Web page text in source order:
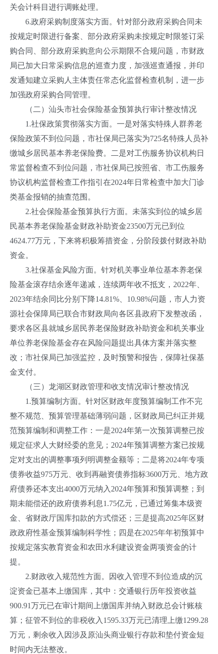
关会计科目进行调账处理。
6.政府采购制度落实方面。针对部分政府采购合同未
按规定时限进行备案、部分政府采购未按规定时限签订采
购合同、部分政府采购意向公示期限不合规问题，市财政
局已加大日常采购信息的巡查力度，加强巡查通报，并印
发通知建立采购人主体责任常态化监督检查机制，进一步
加强政府采购合同管理。
（二）汕头市社会保险基金预算执行审计整改情况
1.社保政策贯彻落实方面。一是对落实特殊人群养老
保险政策不到位问题，市社保局已落实为725名特殊人员补
缴城乡居民基本养老保险费。二是对工伤服务协议机构日
常监督检查不到位问题，市社保局已按照省、市工伤服务
协议机构监督检查工作指引在2024年日常检查中加大门诊
类基金报销的抽查范围。
2.社会保险基金预算执行方面。未落实到位的城乡居
民基本养老保险基金财政补助资金23500万元已到位
4624.77万元，下来将积极筹措资金，分阶段拨付财政补助
资金。
3.社保基金风险方面。针对机关事业单位基本养老保
险基金滚存结余逐年递减，连续两年收不抵支，2022年、
2023年结余同比分别下降14.81%、10.98%问题，市人力资
源社会保障局已联合市财政局向各区县政府下发整改函，
要求各区县就城乡居民养老保险财政补助资金和机关事业
单位养老保险基金存在风险问题提出具体方案并落实整
改；市社保局已加强监控，及时预警和报告，保障社保基
金支付。
（三）龙湖区财政管理和收支情况审计整改情况
1.预算编制方面。针对区财政年度预算编制工作不完
整不规范、预算管理基础薄弱问题，区财政局已纠正并规
范预算编制和调整工作：一是2024年第一次预算调整已按
规定征求人大财经委的意见；2024年预算调整方案已按规
定对支出的调整事项列明调整金额等；二是将2024年专项
债券收益975万元、收到再融资债券指标3600万元、地方政
府债券还本支出4000万元纳入2024年预算和预算调整；到
期未能偿还的政府债券利息1.75亿元，已通过筹集本级资
金、省财政厅国库扣款的方式偿还；三是提高2025年区财
政政府性基金预算编制科学性；四是在2025年年初预算中
按规定落实教育资金和农田水利建设资金两项资金的计
提。
2.财政收入规范性方面。因收入管理不到位造成的沉
淀资金已基本上缴国库，其中：交通银行历年投资收益
900.91万元已在审计期间上缴国库并纳入财政总会计账核
算；征管不到位的非税收入1595.33万元已清理上缴1299.28
万元，剩余收入因涉及原汕头商业银行存款和垫付资金短
时间内无法整改。